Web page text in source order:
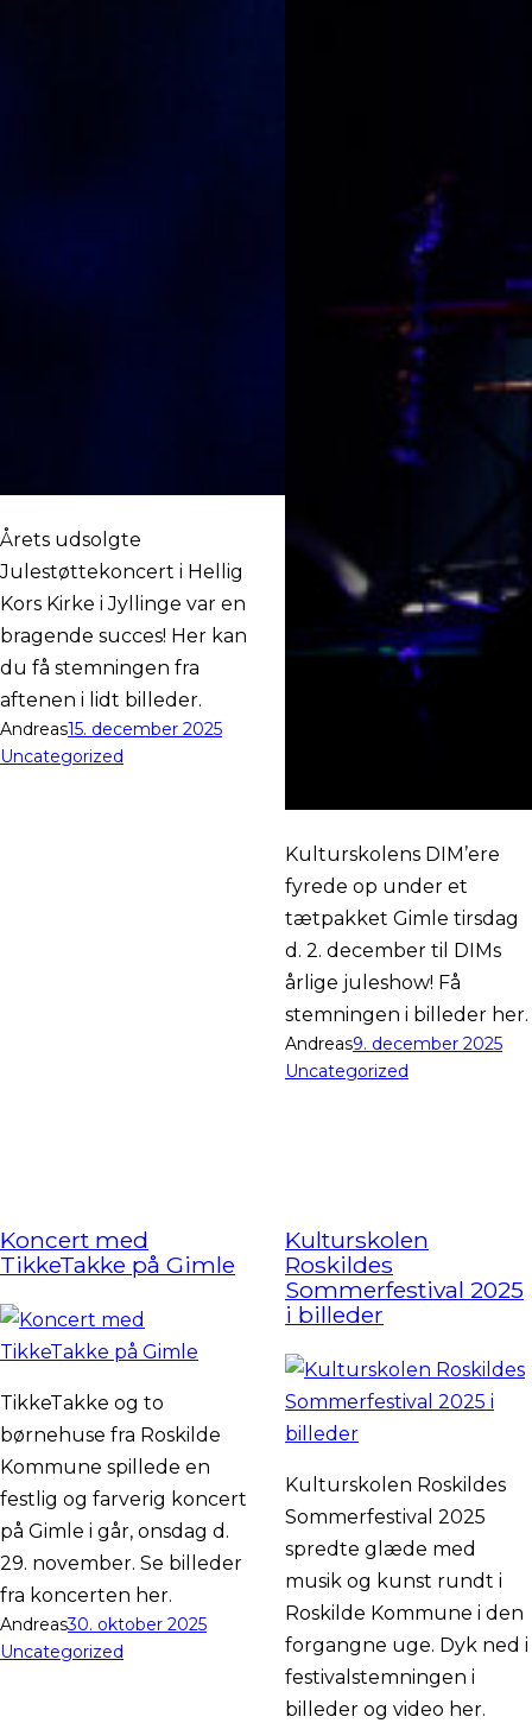
Årets udsolgte
Julestøttekoncert i Hellig
Kors Kirke i Jyllinge var en
bragende succes! Her kan
du få stemningen fra
aftenen i lidt billeder.
Andreas15. december 2025
Uncategorized
Kulturskolens DIM’ere
fyrede op under et
tætpakket Gimle tirsdag
d. 2. december til DIMs
årlige juleshow! Få
stemningen i billeder her.
Andreas9. december 2025
Uncategorized
Koncert med
TikkeTakke på Gimle
TikkeTakke og to
børnehuse fra Roskilde
Kommune spillede en
festlig og farverig koncert
på Gimle i går, onsdag d.
29. november. Se billeder
fra koncerten her.
Andreas30. oktober 2025
Uncategorized
Kulturskolen
Roskildes
Sommerfestival 2025
i billeder
Kulturskolen Roskildes
Sommerfestival 2025
spredte glæde med
musik og kunst rundt i
Roskilde Kommune i den
forgangne uge. Dyk ned i
festivalstemningen i
billeder og video her.